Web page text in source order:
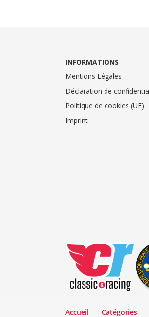
INFORMATIONS
Mentions Légales
Déclaration de
Politique de cookies (UE)
Imprint
Accueil Catégories